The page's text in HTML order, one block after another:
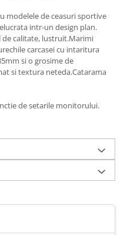
modelele de ceasuri sportive
intr-un design plan.
de calitate, lustruit.Marimi
carcasei cu intaritura
si o grosime de
si textura neteda.Catarama
de setarile monitorului.